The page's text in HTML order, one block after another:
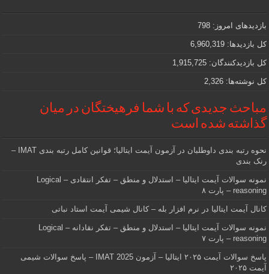
که
دنبالش
هستید
بازدیدهای امروز:798
کل بازدیدها:6,960,319
کل بازدیدکنند‌گان:1,915,725
کل نوشته‌ها:2,326
مباحث جدیدی که با شما فرهیختگان در میان
گذاشته شده است
نحوه رتبه بندی داوطلبان در آزمون آیمت ایتالیا؛ قوانین کامل رتبه بندی IMAT –
رنک بندی
نمونه سوالات آیمت ایتالیا – استدلال و منطق – تفکر انتقادی – Logical
reasoning – پارت ۸
کانال آیمت ایتالیا در نرم افزار بله – کانال شیمی آیمت استاد نباتی
نمونه سوالات آیمت ایتالیا – استدلال و منطق – تفکر نقادانه – Logical
reasoning – پارت ۷
پاسخ سوالات آیمت ۲۰۲۵ ایتالیا – آزمون IMAT 2025 – پاسخ سوالات شیمی
آیمت ۲۰۲۵